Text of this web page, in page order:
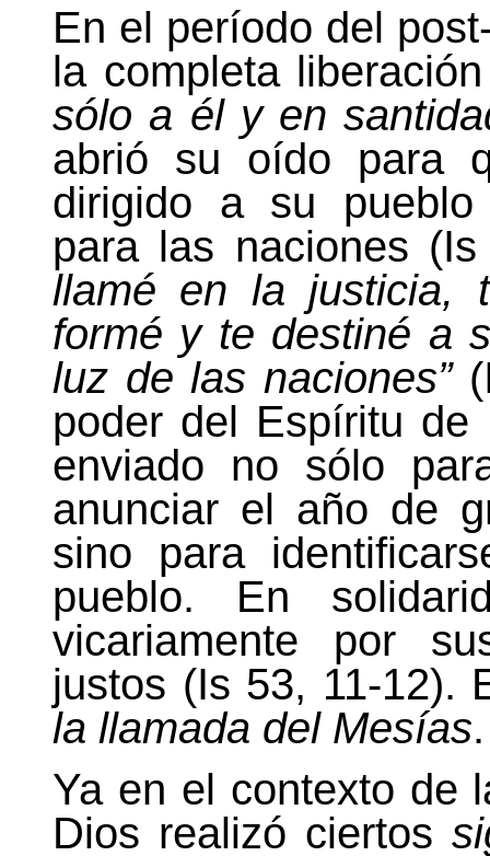
En el período del
la completa
sólo a él y en
abrió su oído para
dirigido a su pueblo
para las naciones
llamé en la justicia,
formé y te destiné a
luz de las naciones”
poder del Espíritu
enviado no sólo
anunciar el año de
sino para
pueblo. En
vicariamente por
justos (Is 53, 11-12).
la llamada del Mesías.
Ya en el contexto de
Dios realizó ciertos